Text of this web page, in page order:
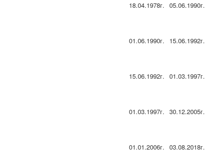
18.04.1978г. 05.06.1990г.
01.06.1990г. 15.06.1992г.
15.06.1992г. 01.03.1997г.
01.03.1997г. 30.12.2005г.
01.01.2006г. 03.08.2018г.